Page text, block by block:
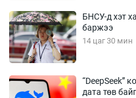
БНСУ-д хэт
баржээ
14 цаг 30 мин
“DeepSeek”
дата төв